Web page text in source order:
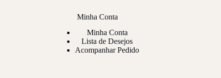
Minha Conta
Minha Conta
Lista de Desejos
Acompanhar Pedido